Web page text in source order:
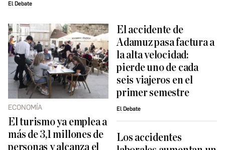
El Debate
ECONOMÍA
El turismo ya emplea a
más de 3,1 millones de
personas y alcanza el
El accidente de
Adamuz pasa factura a
la alta velocidad:
pierde uno de cada
seis viajeros en el
primer semestre
El Debate
Los accidentes